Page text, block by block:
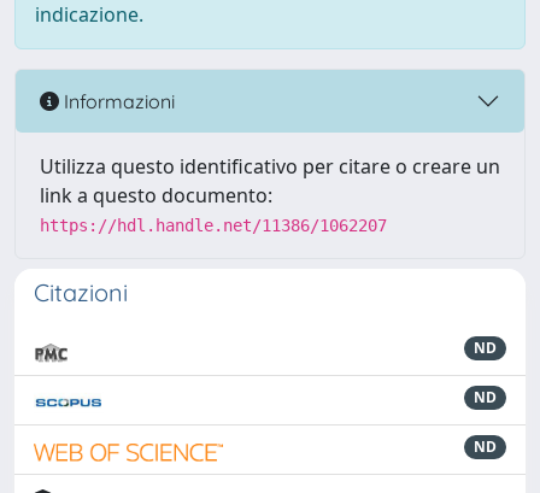
indicazione.
Informazioni
Utilizza questo identificativo per citare o creare un
link a questo documento:
https://hdl.handle.net/11386/1062207
Citazioni
ND
ND
ND